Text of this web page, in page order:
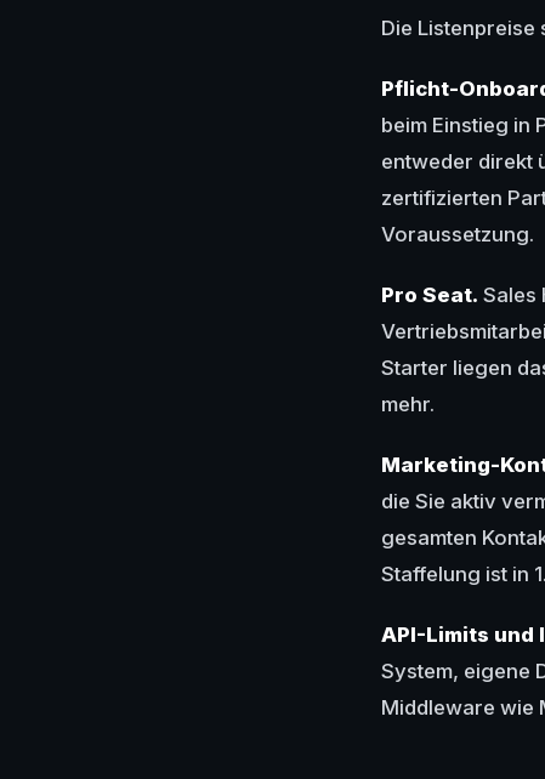
Die Listenpreise
Pflicht-
beim Einstieg in
entweder direkt
zertifizierten
Voraussetzung.
Pro Seat. Sales
Starter liegen
mehr.
Marketing-
die Sie aktiv
gesamten
Staffelung ist in
API-Limits und
System, eigene
Middleware wie